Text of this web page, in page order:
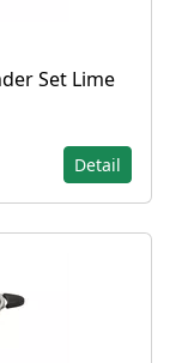
Set Lime
Detail